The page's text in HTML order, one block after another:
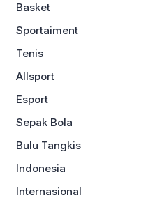
Basket
Sportaiment
Tenis
Allsport
Esport
Sepak Bola
Bulu Tangkis
Indonesia
Internasional